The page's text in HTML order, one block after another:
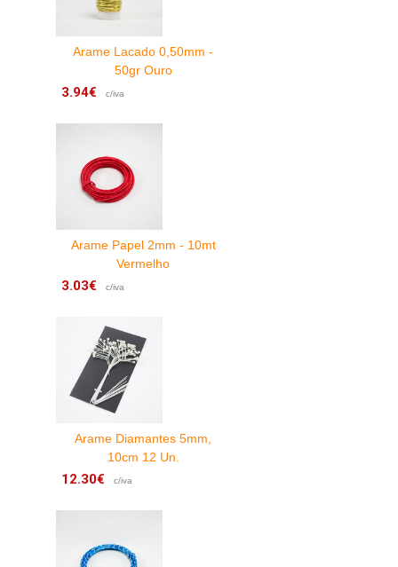
Arame Lacado 0,50mm -
50gr Ouro
c/iva
Arame Papel 2mm - 10mt
Vermelho
c/iva
Arame Diamantes 5mm,
10cm 12 Un.
c/iva